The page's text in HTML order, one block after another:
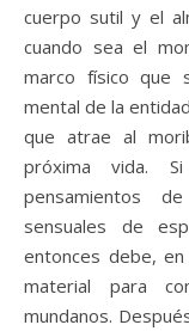
cuerpo sutil y el
cuando sea el
marco físico que
mental de la
que atrae al
próxima vida.
pensamientos
sensuales de
entonces debe,
material para
mundanos.